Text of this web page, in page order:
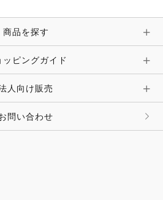
ス・革小物
ム・ストラップ
ージュ
商品を探す
ッピングガイド
人向け販売
問い合わせ